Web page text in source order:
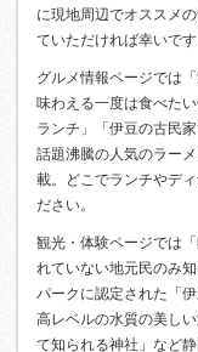
に現地周辺でオススメ
ていただければ幸いです
グルメ情報ページでは
味わえる一度は食べた
ランチ」「伊豆の古民
話題沸騰の人気のラー
載。どこでランチやデ
ださい。
観光・体験ページでは
れていない地元民のみ
パークに認定された「
高レベルの水質の美し
て知られる神社」など